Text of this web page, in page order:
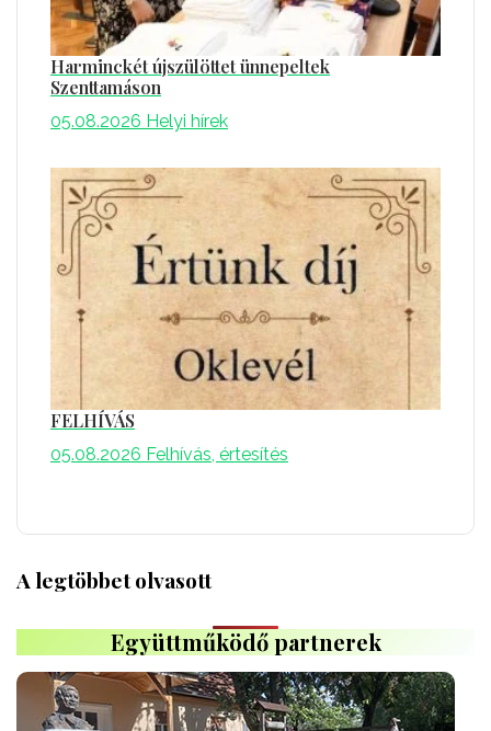
Harminckét újszülöttet ünnepeltek
Szenttamáson
05.08.2026 Helyi hírek
FELHÍVÁS
05.08.2026 Felhívás, értesítés
A legtöbbet olvasott
Együttműködő partnerek